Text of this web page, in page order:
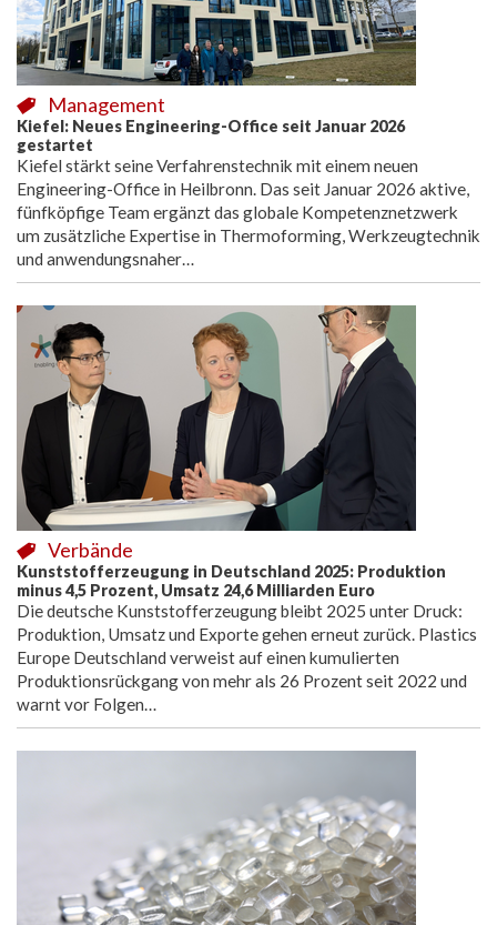
Kiefel: Neues Engineering-Office seit Januar 2026
gestartet
Management
Kiefel stärkt seine Verfahrenstechnik mit einem neuen
Engineering-Office in Heilbronn. Das seit Januar 2026 aktive,
fünfköpfige Team ergänzt das globale Kompetenznetzwerk
um zusätzliche Expertise in Thermoforming, Werkzeugtechnik
und anwendungsnaher…
Kunststofferzeugung in Deutschland 2025: Produktion
minus 4,5 Prozent, Umsatz 24,6 Milliarden Euro
Verbände
Die deutsche Kunststofferzeugung bleibt 2025 unter Druck:
Produktion, Umsatz und Exporte gehen erneut zurück. Plastics
Europe Deutschland verweist auf einen kumulierten
Produktionsrückgang von mehr als 26 Prozent seit 2022 und
warnt vor Folgen…